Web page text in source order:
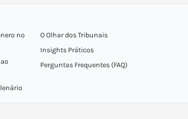
no
O Olhar dos Tribunais
Insights Práticos
Perguntas Frequentes (FAQ)